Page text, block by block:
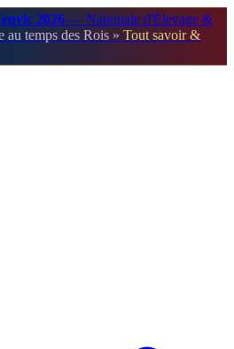
2026 — Nationale d'Élevage &
au temps des Rois » Tout savoir &